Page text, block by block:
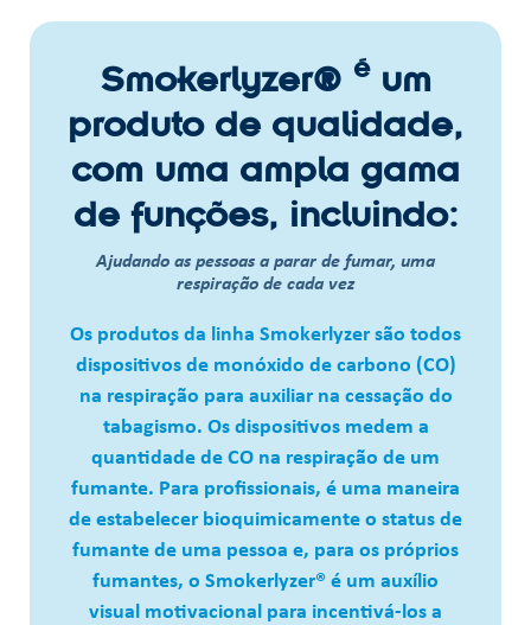
Smokerlyzer® éum
produto de qualidade,
com uma ampla gama
de funções, incluindo:
Ajudando as pessoas a parar de fumar, uma
respiração de cada vez
Os produtos da linha Smokerlyzer são todos
dispositivos de monóxido de carbono (CO)
na respiração para auxiliar na cessação do
tabagismo. Os dispositivos medem a
quantidade de CO na respiração de um
fumante. Para profissionais, é uma maneira
de estabelecer bioquimicamente o status de
fumante de uma pessoa e, para os próprios
fumantes, o Smokerlyzer® é um auxílio
visual motivacional para incentivá-los a